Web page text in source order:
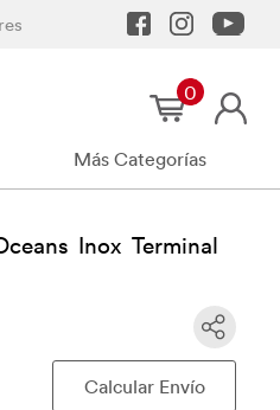
0
Más Categorías
Inox Terminal